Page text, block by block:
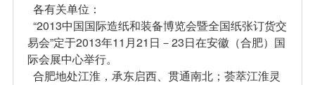
协会成员
各有关单位：
“2013中国国际造纸和装备博览会暨全国纸张订货交
易会”定于2013年11月21日－23日在安徽（合肥）国
际会展中心举行。
合肥地处江淮，承东启西、贯通南北；荟萃江淮灵